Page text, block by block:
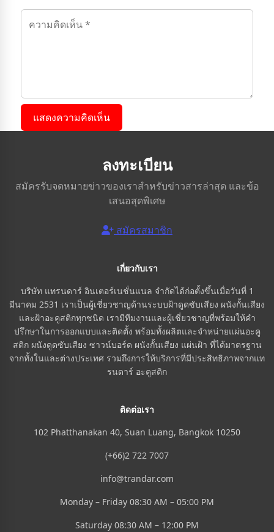
แสดงความคิดเห็น
ลงทะเบียน
สมัครรับจดหมายข่าวของเราสำหรับข่าวสารล่าสุด และข้อ
เสนอสุดพิเศษ
สมัครสมาชิก
เกี่ยวกับเรา
บริษัท แทรนดาร์ อินเตอร์เนชั่นแนล จำกัดได้ก่อตั้งขึ้นเมื่อวันที่ 1
มีนาคม 2531 เราเป็นผู้เชี่ยวชาญด้านระบบฝ้าดูดซับเสียง ผนังกั้นเสียง
และฝ้าอะคูสติกทุกชนิด เรามีทีมงานและผู้เชี่ยวชาญที่พร้อมให้คำ
ปรึกษาในการออกแบบและติดตั้ง พร้อมทั้งผลิตและจำหน่ายแผ่นอะคู
สติก ผนังดูดซับเสียง ซาวน์บอร์ด ผนังกั้นเสียง แผ่นฝ้า ที่ได้มาตรฐาน
จากทั้งในและต่างประเทศ รวมถึงการให้บริการที่มีประสิทธิภาพจากแท
รนดาร์ อะคูสติก
ติดต่อเรา
102 Phatthanakan 40, Suan Luang, Bangkok 10250
(+66)2 722 7007
info@trandar.com
Monday – Friday 08:30 AM – 05:00 PM
Saturday 08:30 AM – 12:00 PM